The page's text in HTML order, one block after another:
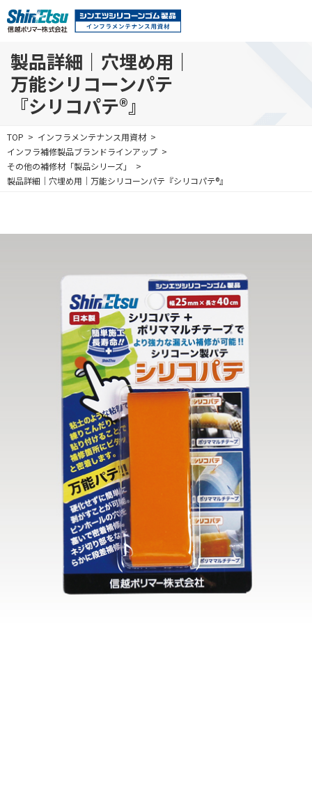
製品詳細｜穴埋め用｜
万能シリコーンパテ
『シリコパテ®』
TOP
インフラメンテナンス用資材
インフラ補修製品ブランドラインアップ
その他の補修材「製品シリーズ」
製品詳細｜穴埋め用｜ 万能シリコーンパテ 『シリコパテ®』